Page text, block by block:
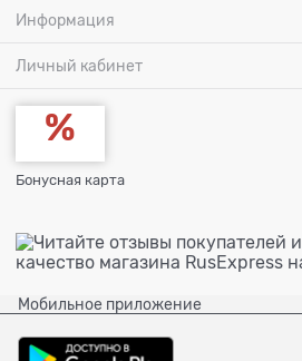
Информация
Личный кабинет
Бонусная карта
Мобильное приложение